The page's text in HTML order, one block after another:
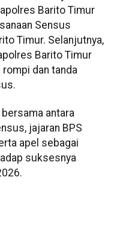
Barito Timur
Sensus
Timur. Selanjutnya,
Barito Timur
dan tanda
antara
jajaran BPS
apel sebagai
suksesnya